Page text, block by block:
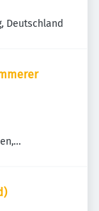
Deutschland